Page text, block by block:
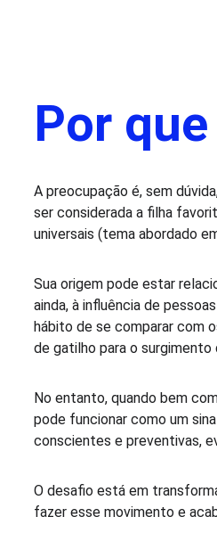
Por
A preocupação é, sem
ser considerada a filha
universais (tema abordado
Sua origem pode estar
ainda, à influência de
hábito de se comparar com
de gatilho para o surgimento
No entanto, quando bem
pode funcionar como um
conscientes e preventivas,
O desafio está em
fazer esse movimento e